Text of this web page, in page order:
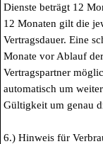
Dienste beträgt 12
12 Monaten gilt die
Vertragsdauer. Eine
Monate vor Ablauf
Vertragspartner
automatisch um
Gültigkeit um genau
6.) Hinweis für